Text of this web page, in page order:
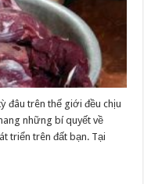
đâu trên thế giới đều chịu
những bí quyết về
triển trên đất bạn. Tại